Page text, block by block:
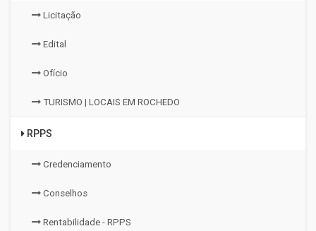
Licitação
Edital
Ofício
TURISMO | LOCAIS EM ROCHEDO
RPPS
Credenciamento
Conselhos
Rentabilidade - RPPS